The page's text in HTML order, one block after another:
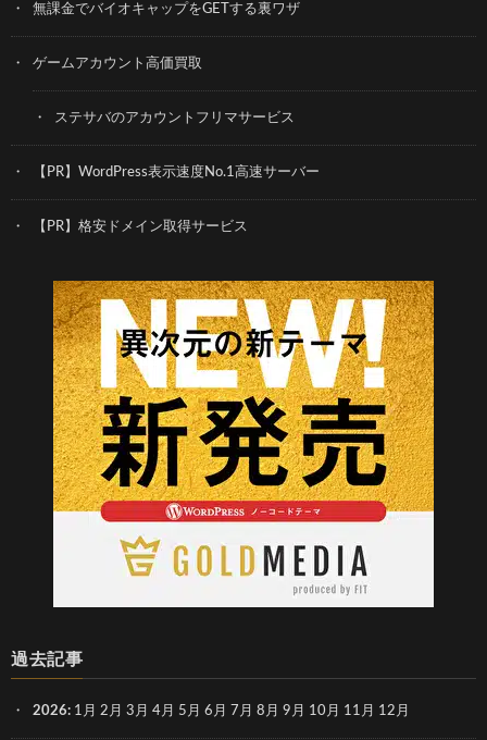
無課金でバイオキャップをGETする裏ワザ
ゲームアカウント高価買取
ステサバのアカウントフリマサービス
【PR】WordPress表示速度No.1高速サーバー
【PR】格安ドメイン取得サービス
過去記事
2026: 1月 2月 3月 4月 5月 6月 7月 8月 9月 10月 11月 12月